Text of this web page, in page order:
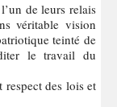
véritable vision
teinté de
le travail du
des lois et